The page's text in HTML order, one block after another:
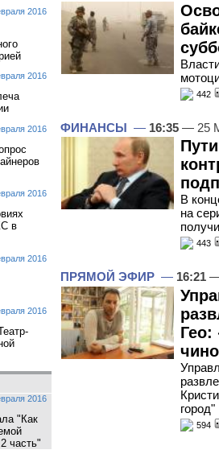
2016
2016
2016
2016
в
2016
2016
2016
"Как
часть"
442
ФИНАНСЫ — 16:35 — 25
В
на
443
ПРЯМОЙ ЭФИР — 16:21
Гео:
город"
594